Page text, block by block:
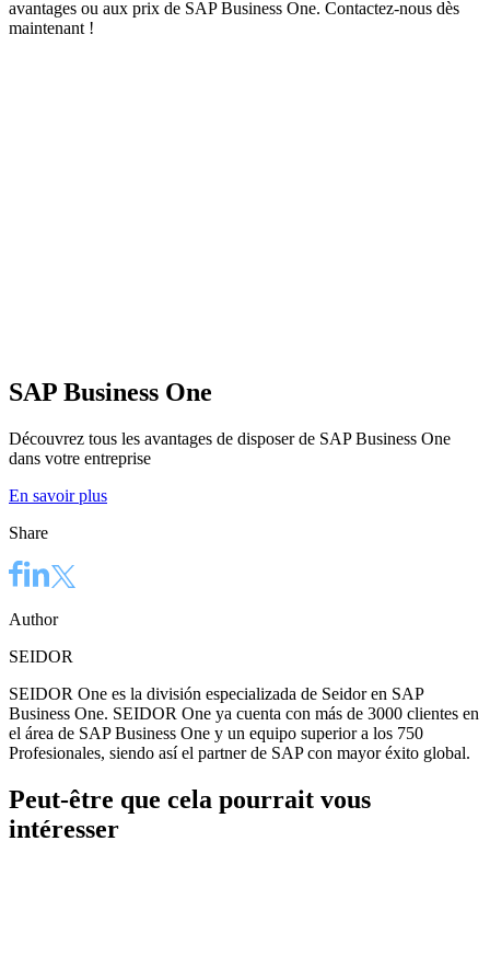
avantages ou aux prix de SAP Business One. Contactez-nous dès
maintenant !
SAP Business One
Découvrez tous les avantages de disposer de SAP Business One
dans votre entreprise
En savoir plus
Share
Author
SEIDOR
SEIDOR One es la división especializada de Seidor en SAP
Business One. SEIDOR One ya cuenta con más de 3000 clientes en
el área de SAP Business One y un equipo superior a los 750
Profesionales, siendo así el partner de SAP con mayor éxito global.
Peut-être que cela pourrait vous
intéresser